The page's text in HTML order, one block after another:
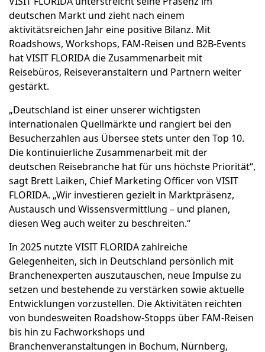
deutschen Markt und zieht nach einem
aktivitätsreichen Jahr eine positive Bilanz. Mit
Roadshows, Workshops, FAM-Reisen und B2B-Events
hat VISIT FLORIDA die Zusammenarbeit mit
Reisebüros, Reiseveranstaltern und Partnern weiter
gestärkt.
„Deutschland ist einer unserer wichtigsten
internationalen Quellmärkte und rangiert bei den
Besucherzahlen aus Übersee stets unter den Top 10.
Die kontinuierliche Zusammenarbeit mit der
deutschen Reisebranche hat für uns höchste Priorität“,
sagt Brett Laiken, Chief Marketing Officer von VISIT
FLORIDA. „Wir investieren gezielt in Marktpräsenz,
Austausch und Wissensvermittlung – und planen,
diesen Weg auch weiter zu beschreiten.“
In 2025 nutzte VISIT FLORIDA zahlreiche
Gelegenheiten, sich in Deutschland persönlich mit
Branchenexperten auszutauschen, neue Impulse zu
setzen und bestehende zu verstärken sowie aktuelle
Entwicklungen vorzustellen. Die Aktivitäten reichten
von bundesweiten Roadshow-Stopps über FAM-Reisen
bis hin zu Fachworkshops und
Branchenveranstaltungen in Bochum, Nürnberg,